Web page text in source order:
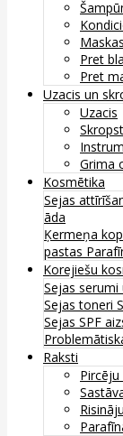
Maskas
Pret
Pret
Uzacis un
Uzacis
Grima
Kosmētika
Sejas
āda
Ķermeņa
pastas
Korejiešu
Sejas serumi
Sejas toneri
Sejas SPF
Raksti